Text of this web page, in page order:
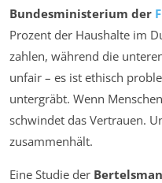
Bundesministerium der
Prozent der Haushalte im
zahlen, während die
unfair – es ist ethisch
untergräbt. Wenn
schwindet das Vertrauen.
zusammenhält.
Eine Studie der